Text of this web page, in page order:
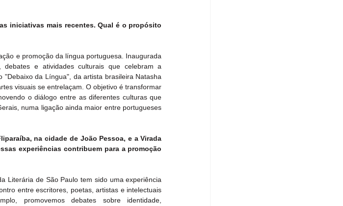
iniciativas mais recentes. Qual é o propósito
e promoção da língua portuguesa. Inaugurada
e atividades culturais que celebram a
"Debaixo da Língua", da artista brasileira Natasha
visuais se entrelaçam. O objetivo é transformar
o diálogo entre as diferentes culturas que
numa ligação ainda maior entre portugueses
na cidade de João Pessoa, e a Virada
experiências contribuem para a promoção
Literária de São Paulo tem sido uma experiência
entre escritores, poetas, artistas e intelectuais
promovemos debates sobre identidade,